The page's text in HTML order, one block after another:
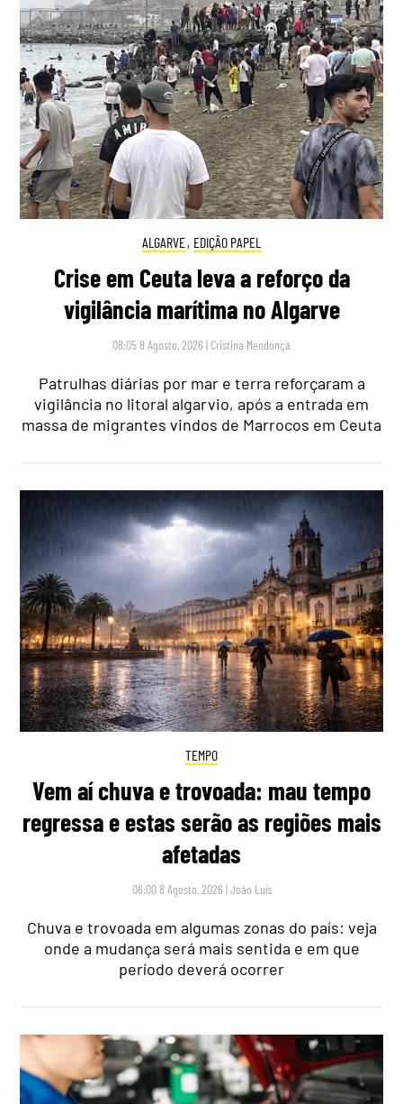
ALGARVE, EDIÇÃO PAPEL
Crise em Ceuta leva a reforço da
vigilância marítima no Algarve
08:05 8 Agosto, 2026 | Cristina Mendonça
Patrulhas diárias por mar e terra reforçaram a
vigilância no litoral algarvio, após a entrada em
massa de migrantes vindos de Marrocos em Ceuta
TEMPO
Vem aí chuva e trovoada: mau tempo
regressa e estas serão as regiões mais
afetadas
06:00 8 Agosto, 2026 |João Luís
Chuva e trovoada em algumas zonas do país: veja
onde a mudança será mais sentida e em que
período deverá ocorrer